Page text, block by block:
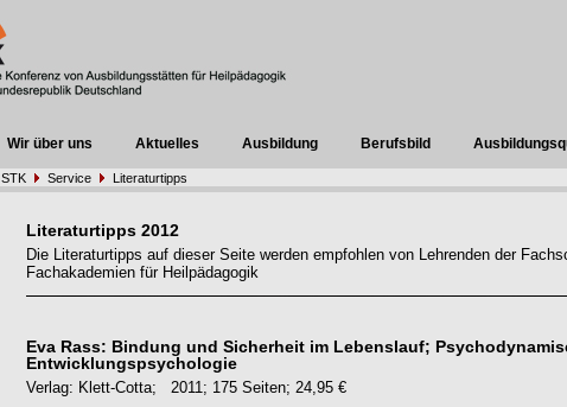
Wir über uns Aktuelles Ausbildung Berufsbild
STK Service Literaturtipps
Literaturtipps 2012
Die Literaturtipps auf dieser Seite werden empfohlen von Lehrenden der
Fachakademien für Heilpädagogik
Eva Rass: Bindung und Sicherheit im Lebenslauf;
Entwicklungspsychologie
Verlag: Klett-Cotta; 2011; 175 Seiten; 24,95 €